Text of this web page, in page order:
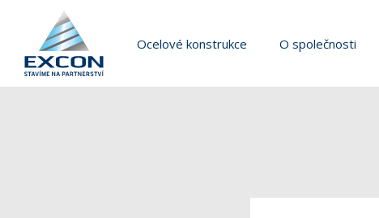
Ocelové konstrukce O společnosti